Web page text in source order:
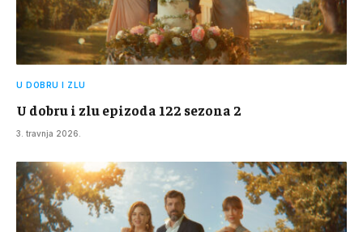
U DOBRU I ZLU
U dobru i zlu epizoda 122 sezona 2
3. travnja 2026.